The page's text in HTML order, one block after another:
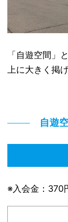
「自遊空間」
上に大きく掲
自遊
※入会金：370